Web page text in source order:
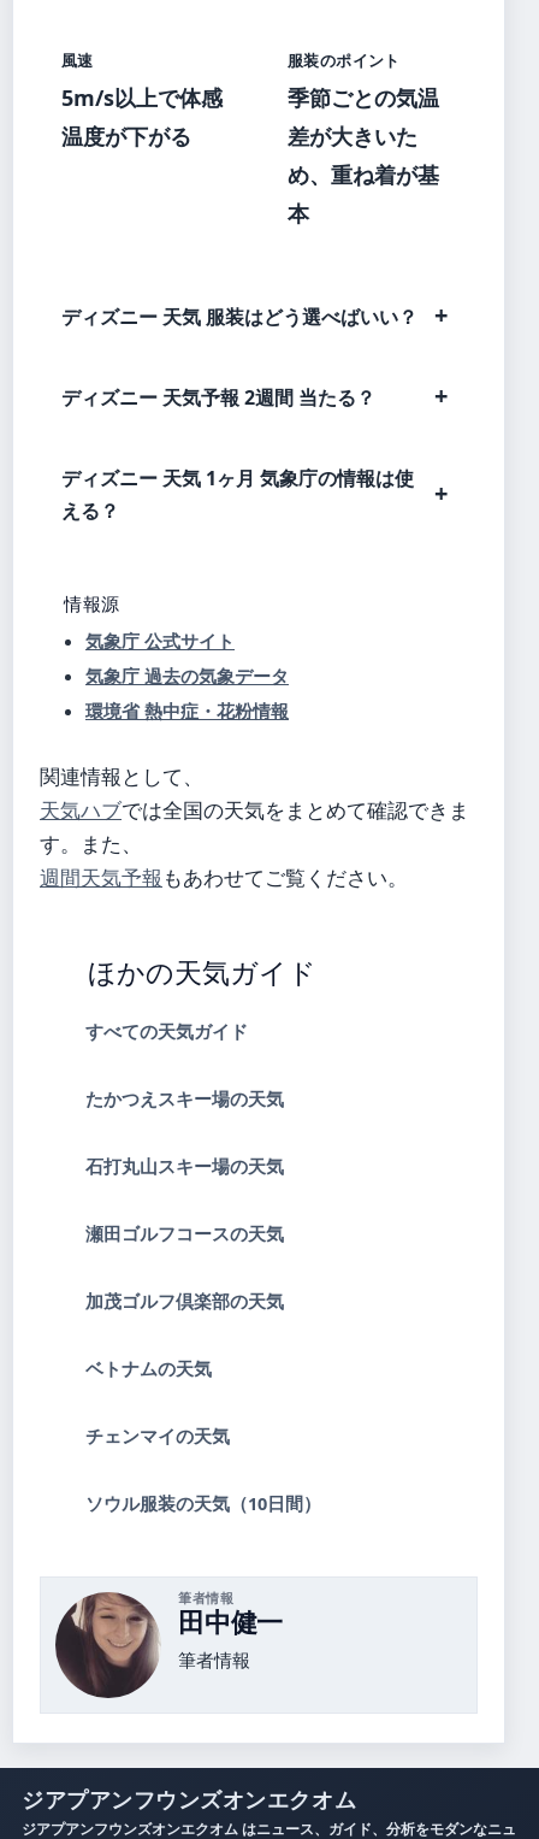
風速
5m/s以上で体感
温度が下がる
服装のポイント
季節ごとの気温
差が大きいた
め、重ね着が基
本
ディズニー 天気 服装はどう選べばいい？
ディズニー 天気予報 2週間 当たる？
ディズニー 天気 1ヶ月 気象庁の情報は使
える？
情報源
気象庁 公式サイト
気象庁 過去の気象データ
環境省 熱中症・花粉情報
関連情報として、
天気ハブでは全国の天気をまとめて確認できま
す。また、
週間天気予報 もあわせてご覧ください。
ほかの天気ガイド
すべての天気ガイド
たかつえスキー場の天気
石打丸山スキー場の天気
瀬田ゴルフコースの天気
加茂ゴルフ倶楽部の天気
ベトナムの天気
チェンマイの天気
ソウル服装の天気（10日間）
筆者情報
田中健一
筆者情報
ジアプアンフウンズオンエクオム
ジアプアンフウンズオンエクオム はニュース、ガイド、分析をモダンなニュ